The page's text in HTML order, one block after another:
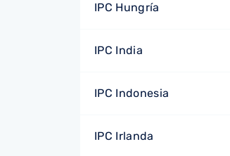
IPC Hungría
IPC India
IPC Indonesia
IPC Irlanda